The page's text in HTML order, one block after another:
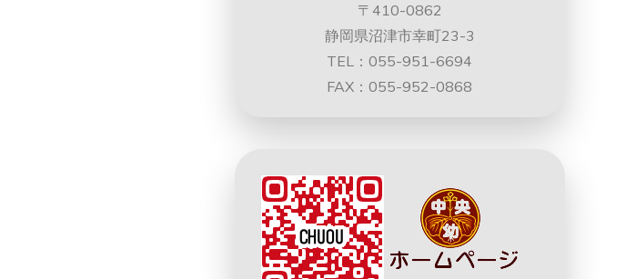
〒410-0862
静岡県沼津市幸町23-3
TEL：055-951-6694
FAX：055-952-0868